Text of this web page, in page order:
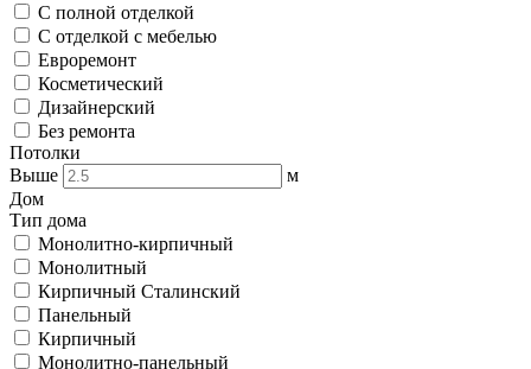
С полной отделкой
С отделкой с мебелью
Евроремонт
Косметический
Дизайнерский
Без ремонта
Потолки
Выше
м
Дом
Тип дома
Монолитно-кирпичный
Монолитный
Кирпичный Сталинский
Панельный
Кирпичный
Монолитно-панельный